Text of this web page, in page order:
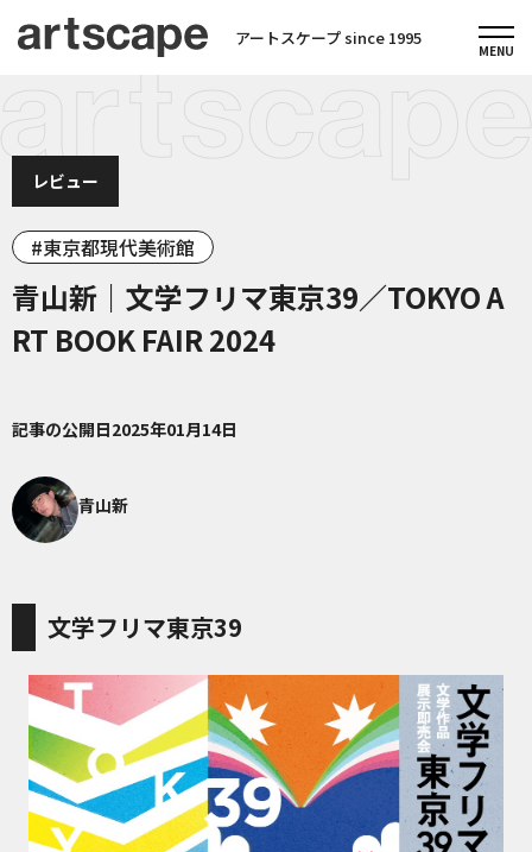
アートスケープ since 1995
レビュー
東京都現代美術館
青山新｜文学フリマ東京39／TOKYO A
RT BOOK FAIR 2024
記事の公開日2025年01月14日
青山新
文学フリマ東京39